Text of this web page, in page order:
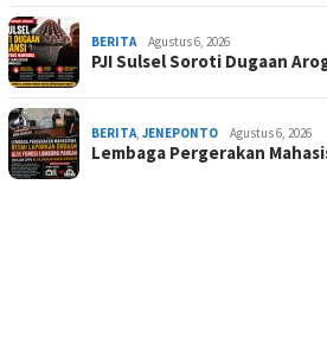
BERITA Agustus 6, 2026
PJI Sulsel Soroti Dugaan
BERITA JENEPONTO Agustus 6, 2026
Lembaga Pergerakan